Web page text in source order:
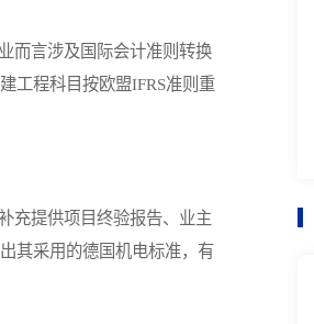
而言涉及国际会计准则转换
工程科目按欧盟IFRS准则重
充提供项目终验报告、业主
其采用的德国机电标准，有